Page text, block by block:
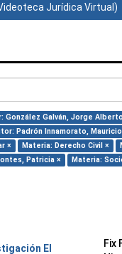
Jurídica Virtual)
González Galván, Jorge
Padrón Innamorato,
× Materia: Derecho Civil ×
Patricia × Materia:
El
Fix